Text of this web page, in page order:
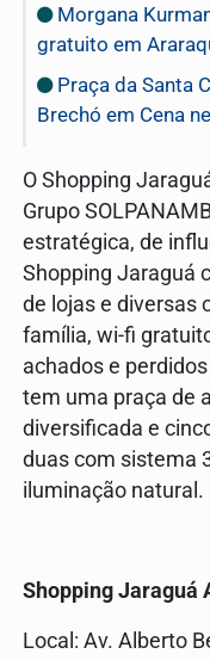
Morgana
gratuito em
Praça da Santa
Brechó em Cena
O Shopping
Grupo
estratégica, de
Shopping Jaraguá
de lojas e diversas
família, wi-fi
achados e
tem uma praça de
diversificada e
duas com sistema
iluminação natural.
Shopping Jaraguá
Local: Av. Alberto